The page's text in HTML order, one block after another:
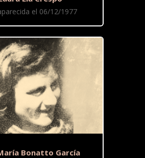
el 06/12/1977
Bonatto García